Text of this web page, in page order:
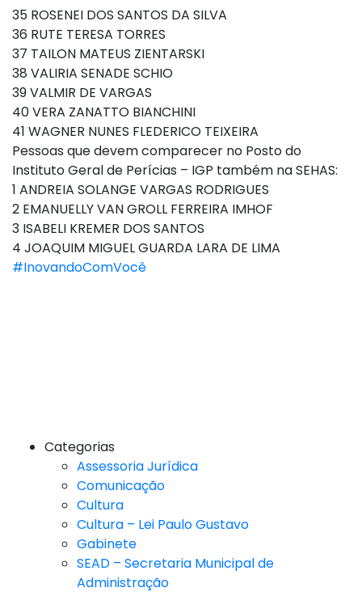
35 ROSENEI DOS SANTOS DA SILVA
36 RUTE TERESA TORRES
37 TAILON MATEUS ZIENTARSKI
38 VALIRIA SENADE SCHIO
39 VALMIR DE VARGAS
40 VERA ZANATTO BIANCHINI
41 WAGNER NUNES FLEDERICO TEIXEIRA
Pessoas que devem comparecer no Posto do
Instituto Geral de Perícias – IGP também na SEHAS:
1 ANDREIA SOLANGE VARGAS RODRIGUES
2 EMANUELLY VAN GROLL FERREIRA IMHOF
3 ISABELI KREMER DOS SANTOS
4 JOAQUIM MIGUEL GUARDA LARA DE LIMA
#InovandoComVocê
Categorias
Assessoria Jurídica
Comunicação
Cultura
Cultura – Lei Paulo Gustavo
Gabinete
SEAD – Secretaria Municipal de
Administração